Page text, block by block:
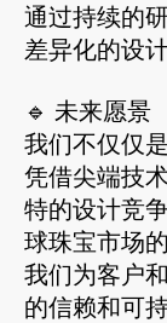
通过持续的
差异化的设
🔹 未来愿景
我们不仅仅
凭借尖端技
特的设计竞
球珠宝市场的
我们为客户
的信赖和可